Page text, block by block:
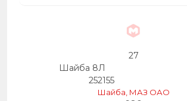
27
Шайба 8Л
252155
Шайба, МАЗ ОАО